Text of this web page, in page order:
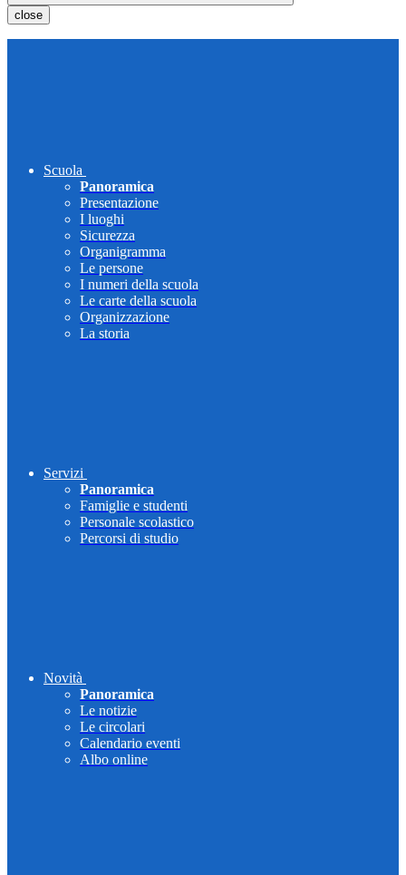
close
Scuola
Panoramica
Presentazione
I luoghi
Sicurezza
Organigramma
Le persone
I numeri della scuola
Le carte della scuola
Organizzazione
La storia
Servizi
Panoramica
Famiglie e studenti
Personale scolastico
Percorsi di studio
Novità
Panoramica
Le notizie
Le circolari
Calendario eventi
Albo online